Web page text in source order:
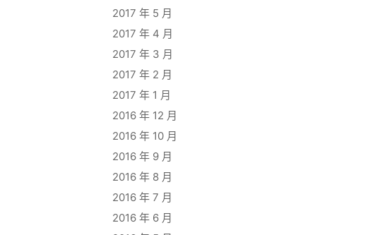
2017 年 5 月
2017 年 4 月
2017 年 3 月
2017 年 2 月
2017 年 1 月
2016 年 12 月
2016 年 10 月
2016 年 9 月
2016 年 8 月
2016 年 7 月
2016 年 6 月